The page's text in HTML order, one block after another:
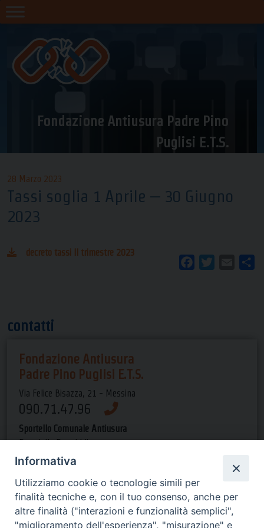
Skip
to
Fondazione Antiusura Padre Pino
Puglisi E.T.S.
contatti
Fondazione Antiusura
Padre Pino Puglisi E.T.S.
Via Felice Bisazza, 21 - Messina
090.71.47.96
Sportello Comunale Antiusura
P.za della Repubblica
(presso Pal. Satellite) - ME
Orari di apertura
28 Marzo 2023
Tassi soglia 1 Aprile – 30 Giugno
2023
Facebook Email
decreto tassi II trimestre 2023
Informativa
Utilizziamo cookie o tecnologie simili per
finalità tecniche e, con il tuo consenso, anche per
altre finalità ("interazioni e funzionalità semplici",
"miglioramento dell'esperienza", "misurazione" e